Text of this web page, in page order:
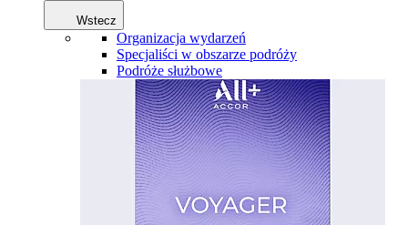
Wstecz
Organizacja wydarzeń
Specjaliści w obszarze podróży
Podróże służbowe